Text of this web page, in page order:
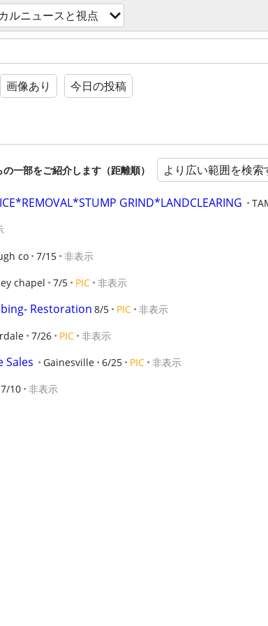
ルニュースと視点
画像あり 今日の投稿
一部をご紹介します（距離順） より広い範囲を検索
GRIND*LANDCLEARING
co 7/15 非表示
chapel 7/5 PIC 非表示
Restoration 8/5 PIC 非表示
7/26 PIC 非表示
Sales Gainesville 6/25 PIC 非表示
7/10 非表示